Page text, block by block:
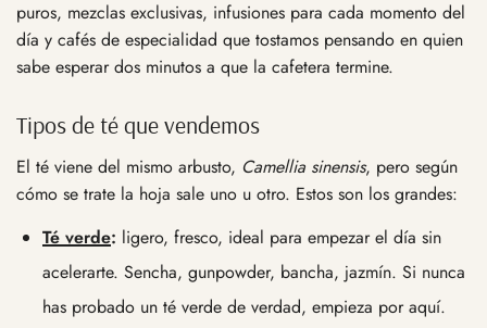
puros, mezclas exclusivas, infusiones para cada momento del
día y cafés de especialidad que tostamos pensando en quien
sabe esperar dos minutos a que la cafetera termine.
Tipos de té que vendemos
El té viene del mismo arbusto, Camellia sinensis, pero según
cómo se trate la hoja sale uno u otro. Estos son los grandes:
Té verde: ligero, fresco, ideal para empezar el día sin
acelerarte. Sencha, gunpowder, bancha, jazmín. Si nunca
has probado un té verde de verdad, empieza por aquí.